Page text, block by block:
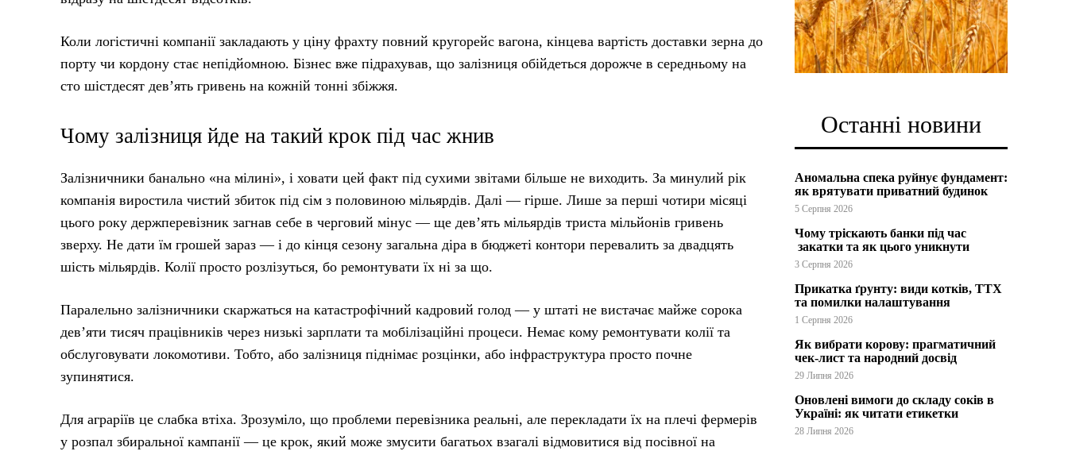
Коли логістичні компанії закладають у ціну фрахту повний кругорейс вагона, кінцева вартість доставки зерна до
порту чи кордону стає непідйомною. Бізнес вже підрахував, що залізниця обійдеться дорожче в середньому на
сто шістдесят дев’ять гривень на кожній тонні збіжжя.
Чому залізниця йде на такий крок під час жнив
Залізничники банально «на мілині», і ховати цей факт під сухими звітами більше не виходить. За минулий рік
компанія виростила чистий збиток під сім з половиною мільярдів. Далі — гірше. Лише за перші чотири місяці
цього року держперевізник загнав себе в черговий мінус — ще дев’ять мільярдів триста мільйонів гривень
зверху. Не дати їм грошей зараз — і до кінця сезону загальна діра в бюджеті контори перевалить за двадцять
шість мільярдів. Колії просто розлізуться, бо ремонтувати їх ні за що.
Паралельно залізничники скаржаться на катастрофічний кадровий голод — у штаті не вистачає майже сорока
дев’яти тисяч працівників через низькі зарплати та мобілізаційні процеси. Немає кому ремонтувати колії та
обслуговувати локомотиви. Тобто, або залізниця піднімає розцінки, або інфраструктура просто почне
зупинятися.
Для аграріїв це слабка втіха. Зрозуміло, що проблеми перевізника реальні, але перекладати їх на плечі фермерів
у розпал збиральної кампанії — це крок, який може змусити багатьох взагалі відмовитися від посівної на
Останні новини
Аномальна спека руйнує фундамент:
як врятувати приватний будинок
5 Серпня 2026
Чому тріскають банки під час
закатки та як цього уникнути
3 Серпня 2026
Прикатка ґрунту: види котків, ТТХ
та помилки налаштування
1 Серпня 2026
Як вибрати корову: прагматичний
чек-лист та народний досвід
29 Липня 2026
Оновлені вимоги до складу соків в
Україні: як читати етикетки
28 Липня 2026